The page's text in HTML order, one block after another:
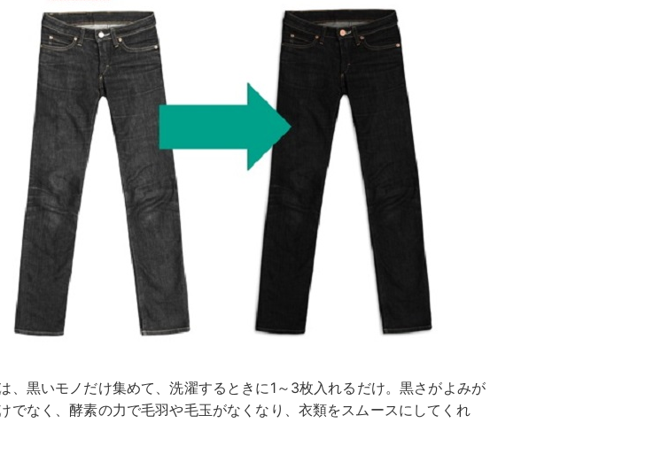
、黒いモノだけ集めて、洗濯するときに1～3枚入れるだけ。黒さがよみが
でなく、酵素の力で毛羽や毛玉がなくなり、衣類をスムースにしてくれ